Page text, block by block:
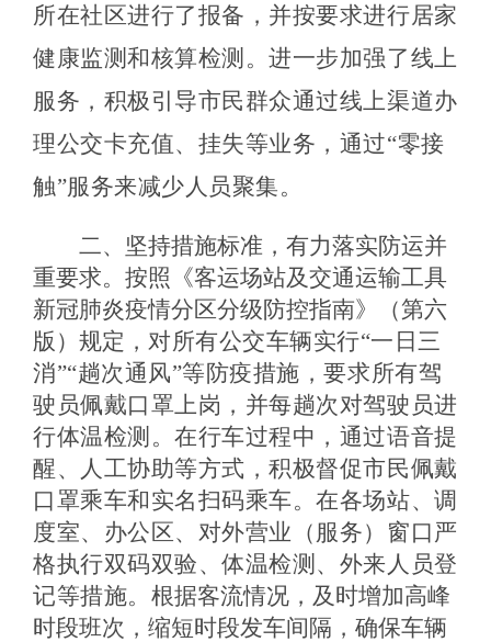
所在社区进行了报备，并按要求进行居家
健康监测和核算检测。进一步加强了线上
服务，积极引导市民群众通过线上渠道办
理公交卡充值、挂失等业务，通过“零接
触”服务来减少人员聚集。
二、坚持措施标准，有力落实防运并
重要求。 按照《客运场站及交通运输工具
新冠肺炎疫情分区分级防控指南》（第六
版）规定， 对所有公交车辆实行“一日三
消”“趟次通风”等防疫措施，要求所有驾
驶员佩戴口罩上岗，并每趟次对驾驶员进
行体温检测。在行车过程中，通过语音提
醒、人工协助等方式，积极督促市民佩戴
口罩乘车和实名扫码乘车。在各场站、调
度室、办公区、对外营业（服务）窗口严
格执行双码双验、体温检测、外来人员登
记等措施。 根据客流情况，及时增加高峰
时段班次，缩短时段发车间隔，确保车辆